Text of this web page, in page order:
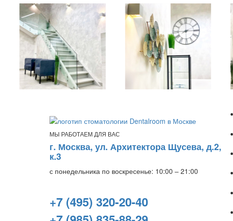
МЫ РАБОТАЕМ ДЛЯ ВАС
г. Москва, ул. Архитектора Щусева, д.2,
к.3
с понедельника по воскресенье: 10:00 – 21:00
+7 (495) 320-20-40